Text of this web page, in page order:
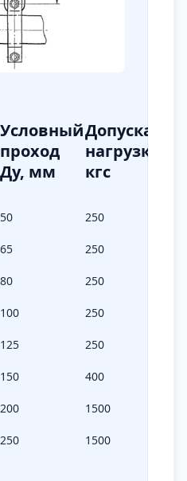
Условный
проход
Ду, мм
нагрузка Р,
кгс
50 250
65 250
80 250
100 250
125 250
150 400
200 1500
250 1500